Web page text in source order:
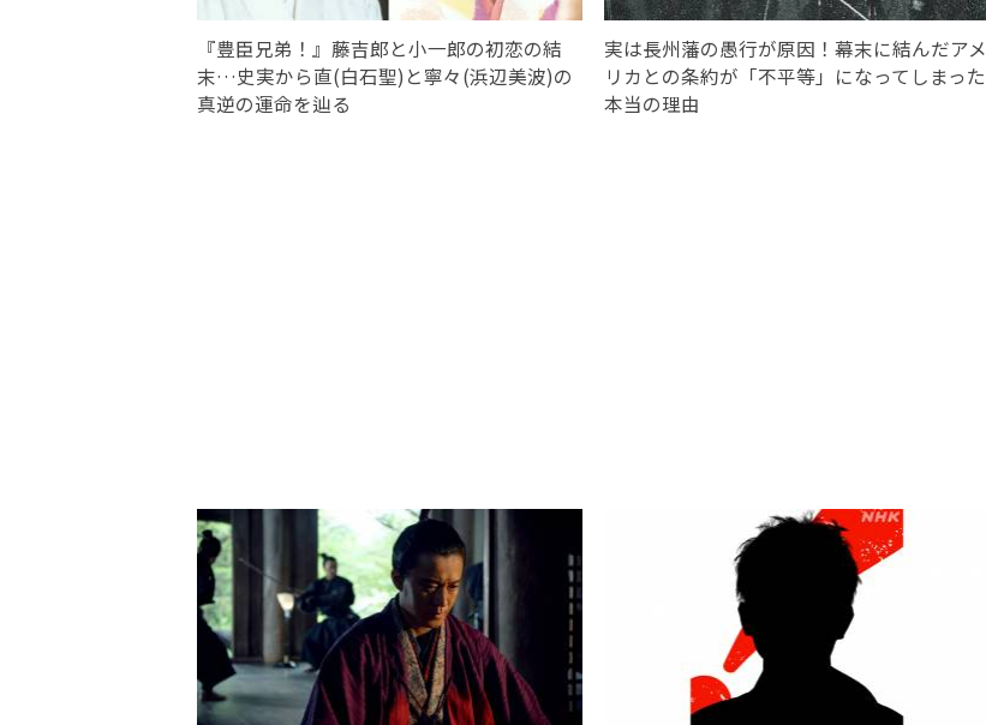
『豊臣兄弟！』藤吉郎と小一郎の初恋の結
末…史実から直(白石聖)と寧々(浜辺美波)の
真逆の運命を辿る
実は長州藩の愚行が原因！幕末に結んだアメ
リカとの条約が「不平等」になってしまった
本当の理由